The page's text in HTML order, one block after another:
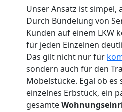
Unser Ansatz ist simpel,
Durch Bündelung von
Kunden auf einem LKW
für jeden Einzelnen
Das gilt nicht nur für
sondern auch für den
Möbelstücke. Egal ob es
einzelnes Erbstück, ein
gesamte
Möbeltaxi
Feldkirch
Feldkirch